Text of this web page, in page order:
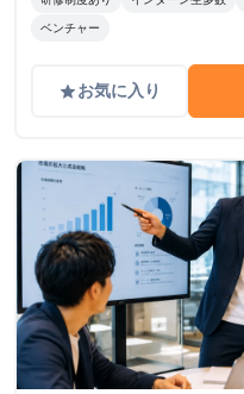
ベンチャー
gradeお気に入り